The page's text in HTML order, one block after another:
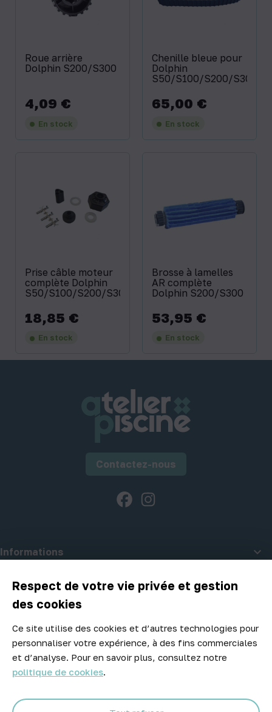
Respect de votre vie privée et gestion
des cookies
Ce site utilise des cookies et d’autres technologies pour
personnaliser votre expérience, à des fins commerciales
et d’analyse. Pour en savoir plus, consultez notre
politique de cookies.
Roue arrière
Dolphin S200/S300
Prix
4,09 €
En stock
Chenille bleue pour
Dolphin
S50/S100/S200/S300
Prix
65,00 €
En stock
Prise câble moteur
complète Dolphin
S50/S100/S200/S300
Prix
18,85 €
En stock
Brosse à lamelles
AR complète
Dolphin S200/S300
Prix
53,95 €
En stock
Contactez-nous
Facebook
Informations 
A propos d'Atelier Piscine
Newsletter
Ne manquez aucune opportunité ! Restez informé de nos meilleurs
prix et nouveaux arrivages.